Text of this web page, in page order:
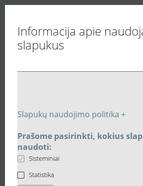
Informacija apie
slapukus
Slapukų naudojimo politika +
Prašome pasirinkti, kokius
naudoti:
Sisteminiai
Statistika
Vedinu.LT